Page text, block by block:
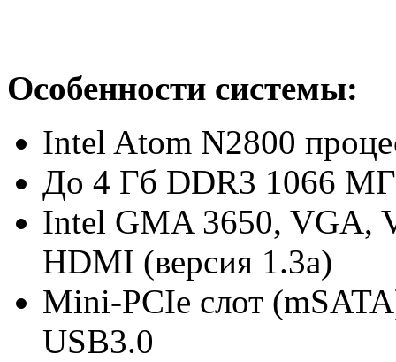
Особенности системы:
Intel Atom N2800
До 4 Гб DDR3 1066
Intel GMA 3650, VGA,
HDMI (версия 1.3a)
Mini-PCIe слот
USB3.0